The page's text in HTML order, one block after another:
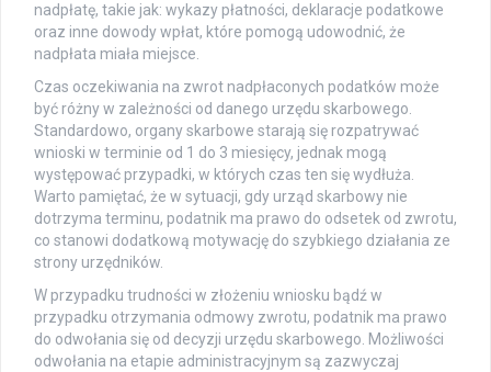
nadpłatę, takie jak: wykazy płatności, deklaracje podatkowe
oraz inne dowody wpłat, które pomogą udowodnić, że
nadpłata miała miejsce.
Czas oczekiwania na zwrot nadpłaconych podatków może
być różny w zależności od danego urzędu skarbowego.
Standardowo, organy skarbowe starają się rozpatrywać
wnioski w terminie od 1 do 3 miesięcy, jednak mogą
występować przypadki, w których czas ten się wydłuża.
Warto pamiętać, że w sytuacji, gdy urząd skarbowy nie
dotrzyma terminu, podatnik ma prawo do odsetek od zwrotu,
co stanowi dodatkową motywację do szybkiego działania ze
strony urzędników.
W przypadku trudności w złożeniu wniosku bądź w
przypadku otrzymania odmowy zwrotu, podatnik ma prawo
do odwołania się od decyzji urzędu skarbowego. Możliwości
odwołania na etapie administracyjnym są zazwyczaj